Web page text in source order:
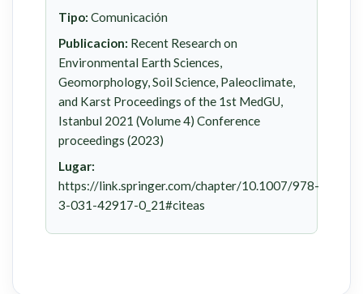
Tipo: Comunicación
Publicacion: Recent Research on
Environmental Earth Sciences,
Geomorphology, Soil Science, Paleoclimate,
and Karst Proceedings of the 1st MedGU,
Istanbul 2021 (Volume 4) Conference
proceedings (2023)
Lugar:
https://link.springer.com/chapter/10.1007/978-
3-031-42917-0_21#citeas